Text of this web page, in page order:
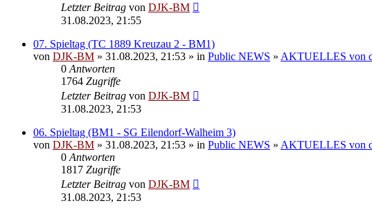
Letzter Beitrag von DJK-BM
31.08.2023, 21:55
07. Spieltag (TC 1889 Kreuzau 2 - BM1)
von DJK-BM » 31.08.2023, 21:53 » in Public NEWS » AKTUELLES von
0 Antworten
1764 Zugriffe
Letzter Beitrag von DJK-BM
31.08.2023, 21:53
06. Spieltag (BM1 - SG Eilendorf-Walheim 3)
von DJK-BM » 31.08.2023, 21:53 » in Public NEWS » AKTUELLES von
0 Antworten
1817 Zugriffe
Letzter Beitrag von DJK-BM
31.08.2023, 21:53